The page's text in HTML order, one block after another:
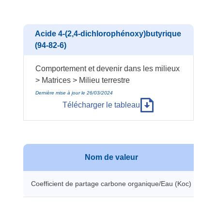
Acide 4-(2,4-dichlorophénoxy)butyrique
(94-82-6)
Comportement et devenir dans les milieux
> Matrices > Milieu terrestre
Dernière mise à jour le 26/03/2024
Télécharger le tableau
Nom de valeur
Coefficient de partage carbone organique/Eau (Koc)